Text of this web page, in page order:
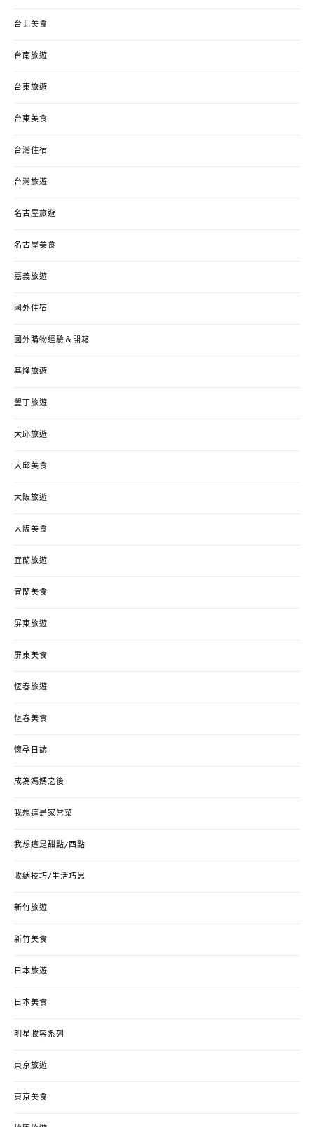
台北美食
台南旅遊
台東旅遊
台東美食
台灣住宿
台灣旅遊
名古屋旅遊
名古屋美食
嘉義旅遊
國外住宿
國外購物經驗＆開箱
基隆旅遊
墾丁旅遊
大邱旅遊
大邱美食
大阪旅遊
大阪美食
宜蘭旅遊
宜蘭美食
屏東旅遊
屏東美食
恆春旅遊
恆春美食
懷孕日誌
成為媽媽之後
我想這是家常菜
我想這是甜點/西點
收納技巧/生活巧思
新竹旅遊
新竹美食
日本旅遊
日本美食
明星妝容系列
東京旅遊
東京美食